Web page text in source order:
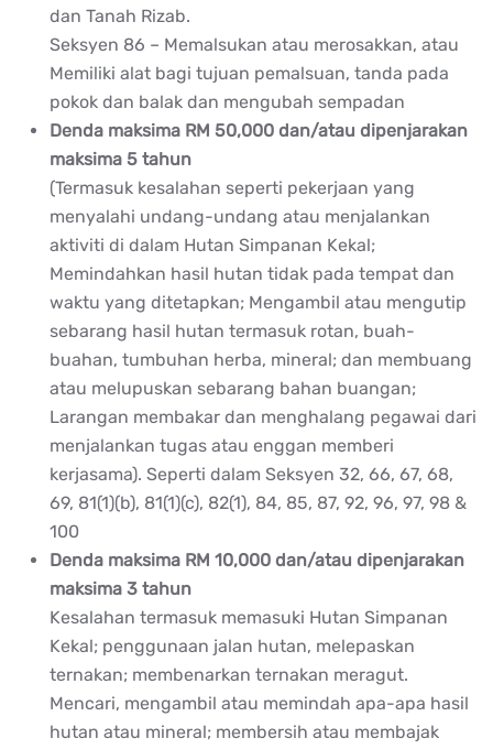
dan Tanah Rizab.
Seksyen 86 – Memalsukan atau merosakkan, atau
Memiliki alat bagi tujuan pemalsuan, tanda pada
pokok dan balak dan mengubah sempadan
Denda maksima RM 50,000 dan/atau dipenjarakan
maksima 5 tahun
(Termasuk kesalahan seperti pekerjaan yang
menyalahi undang-undang atau menjalankan
aktiviti di dalam Hutan Simpanan Kekal;
Memindahkan hasil hutan tidak pada tempat dan
waktu yang ditetapkan; Mengambil atau mengutip
sebarang hasil hutan termasuk rotan, buah-
buahan, tumbuhan herba, mineral; dan membuang
atau melupuskan sebarang bahan buangan;
Larangan membakar dan menghalang pegawai dari
menjalankan tugas atau enggan memberi
kerjasama). Seperti dalam Seksyen 32, 66, 67, 68,
69, 81(1)(b), 81(1)(c), 82(1), 84, 85, 87, 92, 96, 97, 98 &
100
Denda maksima RM 10,000 dan/atau dipenjarakan
maksima 3 tahun
Kesalahan termasuk memasuki Hutan Simpanan
Kekal; penggunaan jalan hutan, melepaskan
ternakan; membenarkan ternakan meragut.
Mencari, mengambil atau memindah apa-apa hasil
hutan atau mineral; membersih atau membajak